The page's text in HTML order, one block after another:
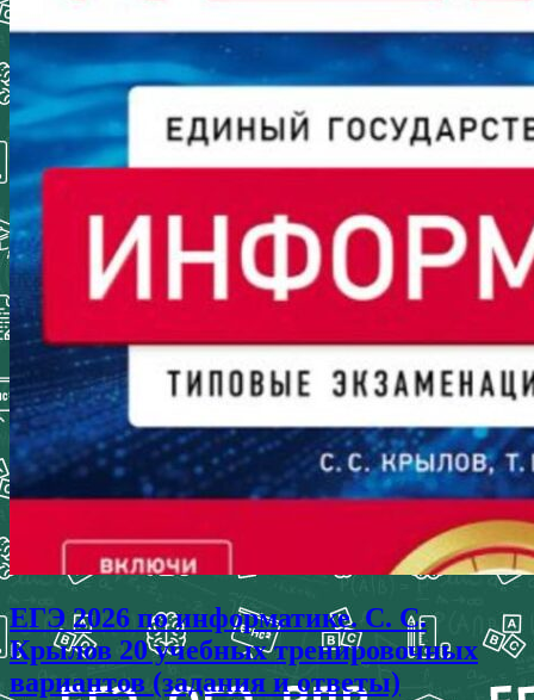
ЕГЭ 2026 по информатике. С. С.
Крылов 20 учебных тренировочных
вариантов (задания и ответы)